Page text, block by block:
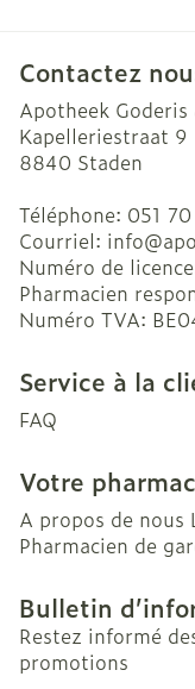
Contactez
Apotheek
Kapelleriestraat 9
8840 Staden
Téléphone: 051
Courriel: info@
Numéro de
Pharmacien
Numéro TVA:
Service à la
FAQ
Votre
A propos de nous
Pharmacien de
Bulletin
Restez informé
promotions